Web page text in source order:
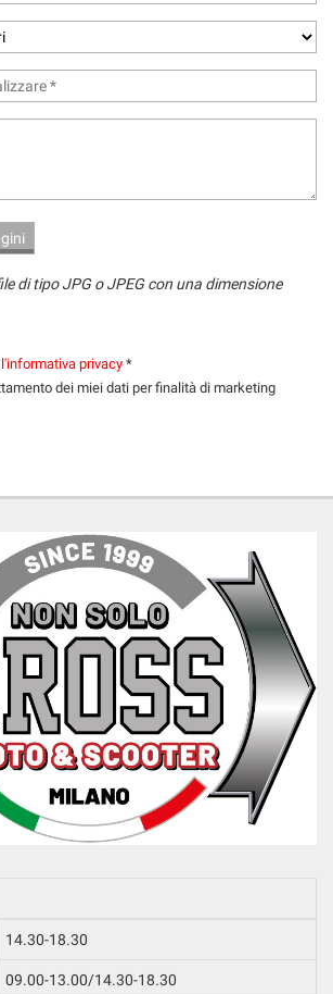
di tipo JPG o JPEG con una dimensione
l'informativa privacy *
dei miei dati per finalità di marketing
14.30-18.30
09.00-13.00/14.30-18.30